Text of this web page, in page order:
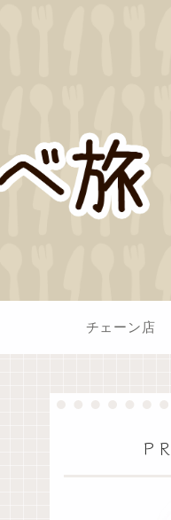
チェーン店
Ｐ